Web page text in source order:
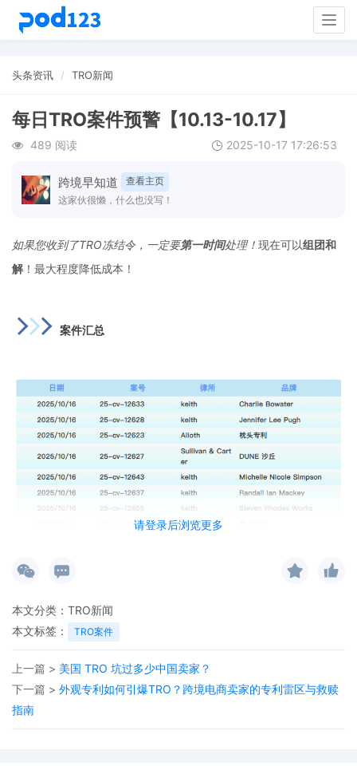
头条资讯 TRO新闻
每日TRO案件预警【10.13-10.17】
489 阅读 2025-10-17 17:26:53
跨境早知道
查看主页
这家伙很懒，什么也没写！
请登录后浏览更多
如果您收到了TRO冻结令，一定要第一时间处理！ 现在可以组团和
解！最大程度降低成本！
案件汇总
本文分类： TRO新闻
本文标签：
TRO案件
上一篇 > 美国 TRO 坑过多少中国卖家？
下一篇 > 外观专利如何引爆TRO？跨境电商卖家的专利雷区与救赎
指南